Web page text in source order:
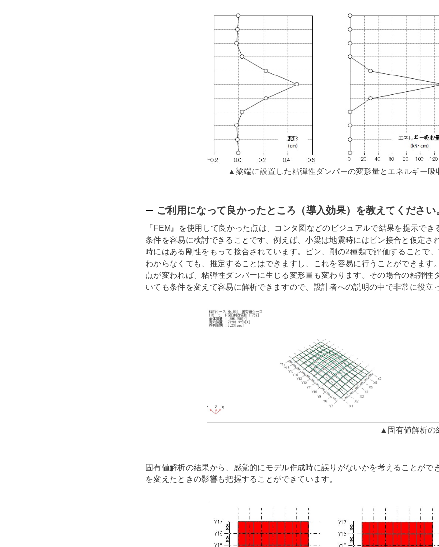
▲梁端に設置した粘弾性ダンパーの変形量とエネルギー吸
ご利用になって良かったところ（導入効果）を教えてください
『FEM』を使用して良かった点は、コンタ図などのビジュアルで結果を提示でき
条件を容易に検討できることです。例えば、小梁は地震時にはピン接合と仮定さ
時にはある剛性をもって接合されています。ピン、剛の2種類で評価することで
わからなくても、推定することはできますし、これを容易に行うことができます
点が変われば、粘弾性ダンパーに生じる変形量も変わります。その場合の粘弾性
いても条件を変えて容易に解析できますので、設計者への説明の中で非常に役立
▲固有値解析の
固有値解析の結果から、感覚的にモデル作成時に誤りがないかを考えることがで
を変えたときの影響も把握することができています。